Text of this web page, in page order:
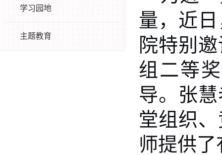
学习园地
主题教育
量，近
院特别
组二等
导。张
堂组织
师提供